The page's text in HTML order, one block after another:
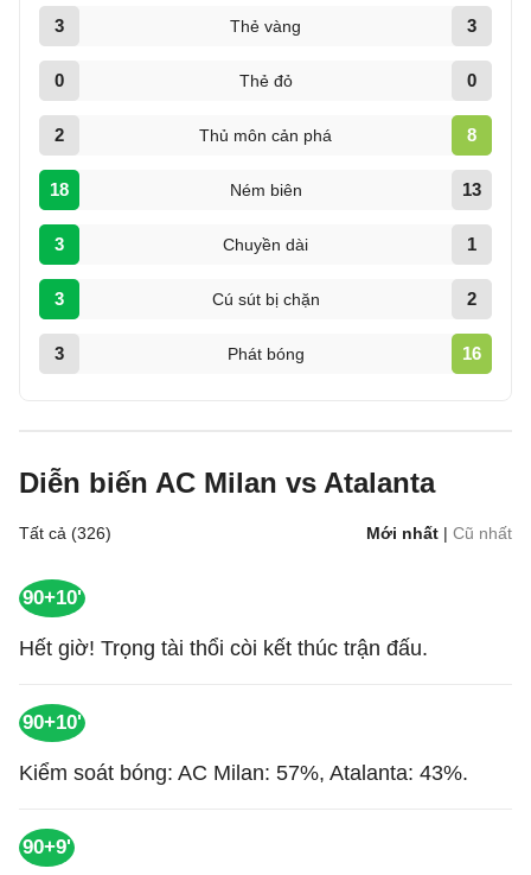
3 Thẻ vàng 3
0 Thẻ đỏ 0
2 Thủ môn cản phá 8
18 Ném biên 13
3 Chuyền dài 1
3 Cú sút bị chặn 2
3 Phát bóng 16
Diễn biến AC Milan vs Atalanta
Tất cả (326) Mới nhất | Cũ nhất
90+10'
Hết giờ! Trọng tài thổi còi kết thúc trận đấu.
90+10'
Kiểm soát bóng: AC Milan: 57%, Atalanta: 43%.
90+9'